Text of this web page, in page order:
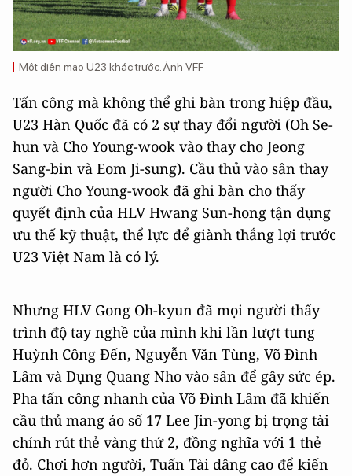
Một diện mạo U23 khác trước. Ảnh VFF
Tấn công mà không thể ghi bàn trong hiệp đầu,
U23 Hàn Quốc đã có 2 sự thay đổi người (Oh Se-
hun và Cho Young-wook vào thay cho Jeong
Sang-bin và Eom Ji-sung). Cầu thủ vào sân thay
người Cho Young-wook đã ghi bàn cho thấy
quyết định của HLV Hwang Sun-hong tận dụng
ưu thế kỹ thuật, thể lực để giành thắng lợi trước
U23 Việt Nam là có lý.
Nhưng HLV Gong Oh-kyun đã mọi người thấy
trình độ tay nghề của mình khi lần lượt tung
Huỳnh Công Đến, Nguyễn Văn Tùng, Võ Đình
Lâm và Dụng Quang Nho vào sân để gây sức ép.
Pha tấn công nhanh của Võ Đình Lâm đã khiến
cầu thủ mang áo số 17 Lee Jin-yong bị trọng tài
chính rút thẻ vàng thứ 2, đồng nghĩa với 1 thẻ
đỏ. Chơi hơn người, Tuấn Tài dâng cao để kiến